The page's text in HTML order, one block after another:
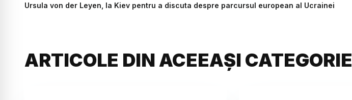
Ursula von der Leyen, la Kiev pentru a discuta despre parcursul european al Ucrainei
ARTICOLE DIN ACEEAȘI CATEGORIE